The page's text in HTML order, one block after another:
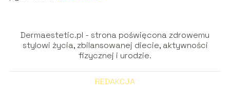
Dermaestetic.pl - strona poświęcona zdrowemu
stylowi życia, zbilansowanej diecie, aktywności
fizycznej i urodzie.
REDAKCJA